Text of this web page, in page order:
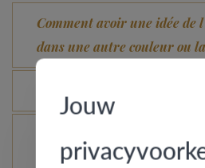
Comment avoir une idée de
dans une autre couleur ou
une couleur champagne ?
Jouw